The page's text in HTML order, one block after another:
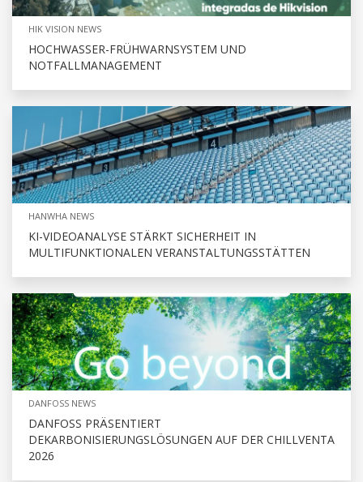
HIK VISION NEWS
HOCHWASSER-FRÜHWARNSYSTEM UND
NOTFALLMANAGEMENT
HANWHA NEWS
KI-VIDEOANALYSE STÄRKT SICHERHEIT IN
MULTIFUNKTIONALEN VERANSTALTUNGSSTÄTTEN
DANFOSS NEWS
DANFOSS PRÄSENTIERT
DEKARBONISIERUNGSLÖSUNGEN AUF DER CHILLVENTA
2026